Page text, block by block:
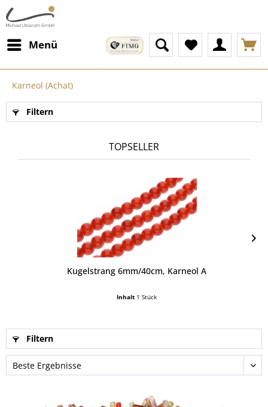
Menü
Karneol (Achat)
Filtern
TOPSELLER
Kugelstrang 6mm/40cm, Karneol A
Inhalt 1 Stück
Filtern